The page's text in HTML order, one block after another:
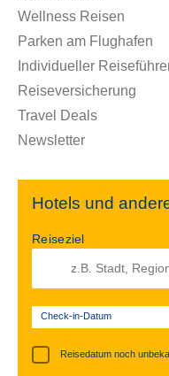
Wellness Reisen
Parken am Flughafen
Individueller
Reiseversicherung
Travel Deals
Newsletter
Hotels und
Reiseziel
Check-in-Datum
Reisedatum noch